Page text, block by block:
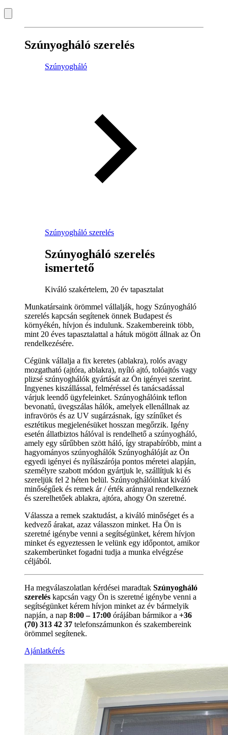
Szúnyogháló szerelés
Szúnyogháló
Szúnyogháló szerelés
Szúnyogháló szerelés
ismertető
Kiváló szakértelem, 20 év tapasztalat
Munkatársaink örömmel vállalják, hogy Szúnyogháló
szerelés kapcsán segítenek önnek Budapest és
környékén, hívjon és indulunk. Szakembereink több,
mint 20 éves tapasztalattal a hátuk mögött állnak az Ön
rendelkezésére.
Cégünk vállalja a fix keretes (ablakra), rolós avagy
mozgatható (ajtóra, ablakra), nyíló ajtó, tolóajtós vagy
plizsé szúnyoghálók gyártását az Ön igényei szerint.
Ingyenes kiszállással, felméréssel és tanácsadással
várjuk leendő ügyfeleinket. Szúnyoghálóink teflon
bevonatú, üvegszálas hálók, amelyek ellenállnak az
infravörös és az UV sugárzásnak, így színűket és
esztétikus megjelenésüket hosszan megőrzik. Igény
esetén állatbiztos hálóval is rendelhető a szúnyogháló,
amely egy sűrűbben szött háló, így strapabíróbb, mint a
hagyományos szúnyoghálók Szúnyoghálóját az Ön
egyedi igényei és nyílászárója pontos méretei alapján,
személyre szabott módon gyártjuk le, szállítjuk ki és
szereljük fel 2 héten belül. Szúnyoghálóinkat kiváló
minőségűek és remek ár / érték aránnyal rendelkeznek
és szerelhetőek ablakra, ajtóra, ahogy Ön szeretné.
Válassza a remek szaktudást, a kiváló minőséget és a
kedvező árakat, azaz válasszon minket. Ha Ön is
szeretné igénybe venni a segítségünket, kérem hívjon
minket és egyeztessen le velünk egy időpontot, amikor
szakemberünket fogadni tudja a munka elvégzése
céljából.
Ha megválaszolatlan kérdései maradtak Szúnyogháló
szerelés kapcsán vagy Ön is szeretné igénybe venni a
segítségünket kérem hívjon minket az év bármelyik
napján, a nap 8:00 – 17:00 órájában bármikor a +36
(70) 313 42 37 telefonszámunkon és szakembereink
örömmel segítenek.
Ajánlatkérés